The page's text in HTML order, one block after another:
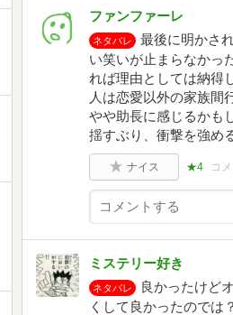
ファンファーレ
ネタバレ
最後に明かさ
い笑いが止まらなかっ
れば理由としては納得
人は恋愛以外の家族
やや助長に感じるかも
揺すぶり、衝撃を強め
ナイス ★4 コ
ミステリー好き
ネタバレ
良かったけど
くして良かったのでは